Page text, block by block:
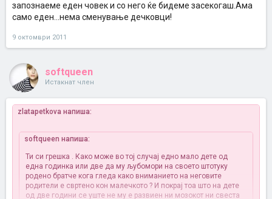
запознаеме еден човек и со него ќе бидеме засекогаш.Ама
само еден...нема сменување дечковци!
9 октомври 2011
softqueen
Истакнат член
zlatapetkova напиша:
softqueen напиша:
Ти си грешка . Како може во тој случај едно мало дете од
една годинка или две да му љубомори на своето штотуку
родено братче кога гледа како вниманието на неговите
родители е свртено кон малечкото ? И покрај тоа што на дете
од две години се уште не му е развиен ни мозокот ни свеста